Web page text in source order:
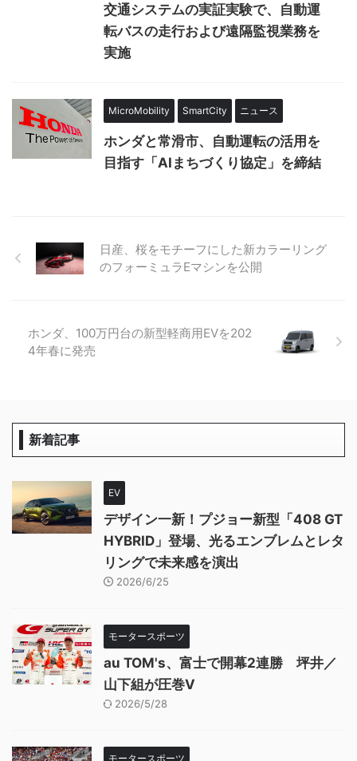
交通システムの実証実験で、自動運
転バスの走行および遠隔監視業務を
実施
MicroMobility SmartCity ニュース
ホンダと常滑市、自動運転の活用を
目指す「AIまちづくり協定」を締結
日産、桜をモチーフにした新カラーリング
のフォーミュラEマシンを公開
ホンダ、100万円台の新型軽商用EVを202
4年春に発売
新着記事
EV
デザイン一新！プジョー新型「408 GT
HYBRID」登場、光るエンブレムとレタ
リングで未来感を演出
2026/6/25
モータースポーツ
au TOM's、富士で開幕2連勝 坪井／
山下組が圧巻V
2026/5/28
モータースポーツ